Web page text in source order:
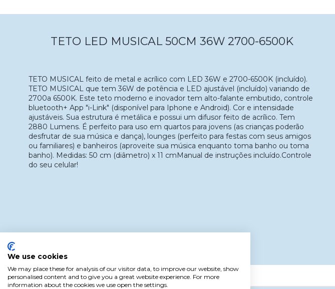
TETO LED MUSICAL 50CM 36W 2700-6500K
TETO MUSICAL feito de metal e acrílico com LED 36W e 2700-6500K (incluído).
TETO MUSICAL que tem 36W de potência e LED ajustável (incluído) variando de
2700a 6500K. Este teto moderno e inovador tem alto-falante embutido, controle
bluetooth+ App "i-Link" (disponível para Iphone e Android). Cor e intensidade
ajustáveis. Sua estrutura é metálica e possui um difusor feito de acrílico. Tem
2880 Lumens. É perfeito para uso em quartos para jovens (as crianças poderão
desfrutar de sua música e dança), lounges (perfeito para festas com seus amigos
ou familiares) e banheiros (aproveite sua música enquanto toma banho ou toma
banho). Medidas: 50 cm (diâmetro) x 11 cmManual de instruções incluído.Controle
do seu celular!
We use cookies
We may place these for analysis of our visitor data, to improve our website, show
personalised content and to give you a great website experience. For more
information about the cookies we use open the settings.